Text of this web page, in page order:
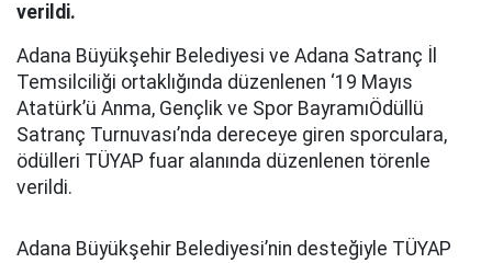
verildi.
Adana Büyükşehir Belediyesi ve Adana Satranç İl
Temsilciliği ortaklığında düzenlenen ‘19 Mayıs
Atatürk’ü Anma, Gençlik ve Spor BayramıÖdüllü
Satranç Turnuvası’nda dereceye giren sporculara,
ödülleri TÜYAP fuar alanında düzenlenen törenle
verildi.
Adana Büyükşehir Belediyesi’nin desteğiyle TÜYAP